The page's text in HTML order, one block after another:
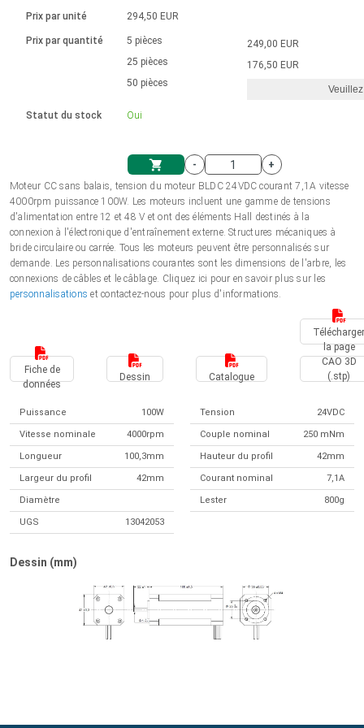
Système d'unité
Panier
Solénoïdes
Ø 28-42| 1-1400 rpm | <= 290Ncm
Contrôleur de moteur CC sans
Pilotes de moteurs à courant
continu à balais série DPWM
Pilotes de moteur pas à pas
Synchrone-Asynchrone | pour 1-4 actionneurs
Boîtes de contrôle
Synchrone-Asynchrone | pour 1-4 actionneurs
Français (EUR)
Polski (EUR)
Norsk (NOK)
Suomi (EUR)
Prix par unité
Prix par quantité
Statut du stock
294,50 EUR
5 pièces
25 pièces
50 pièces
Oui
249,00 EUR
176,50 EUR
-
+
Moteur CC sans balais, tension du moteur BLDC 24VDC courant 7,1A vitesse
4000rpm puissance 100W. Les moteurs incluent une gamme de tensions
d'alimentation entre 12 et 48 V et ont des éléments Hall destinés à la
connexion à l'électronique d'entraînement externe. Structures mécaniques à
bride circulaire ou carrée. Tous les moteurs peuvent être personnalisés sur
demande. Les personnalisations courantes sont les dimensions de l'arbre, les
connexions de câbles et le câblage. Cliquez ici pour en savoir plus sur les
personnalisationset contactez-nous pour plus d'informations.
Télécharger
la page
Fiche de
données
Dessin Catalogue
CAO 3D
(.stp)
Puissance 100W Tension 24VDC
Vitesse nominale 4000rpm Couple nominal 250 mNm
Longueur 100,3mm Hauteur du profil 42mm
Largeur du profil 42mm Courant nominal 7,1A
Diamètre Lester 800g
UGS 13042053
Dessin (mm)